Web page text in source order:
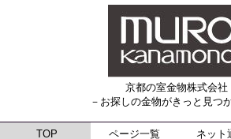
京都の室金物株式会社
－お探しの金物がきっと見つ
TOP ページ一覧 ネット